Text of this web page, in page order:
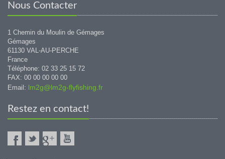
Nous Contacter
1 Chemin du Moulin de Gémages
Gémages
61130 VAL-AU-PERCHE
France
Téléphone: 02 33 25 15 72
FAX: 00 00 00 00 00
Email: lm2g@lm2g-flyfishing.fr
Restez en contact!